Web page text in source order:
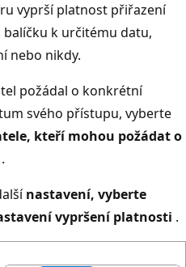
vyprší platnost přiřazení
k určitému datu,
nebo nikdy.
požádal o konkrétní
svého přístupu, vyberte
kteří mohou požádat o
.
nastavení, vyberte
vypršení platnosti .